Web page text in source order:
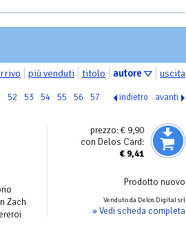
più venduti titolo autore uscita
52 53 54 55 56 57 indietro avanti
prezzo:€ 9,90
con Delos Card:
€ 9,41
Prodotto nuovo
Venduto da Delos Digital srl
» Vedi scheda completa
Zach